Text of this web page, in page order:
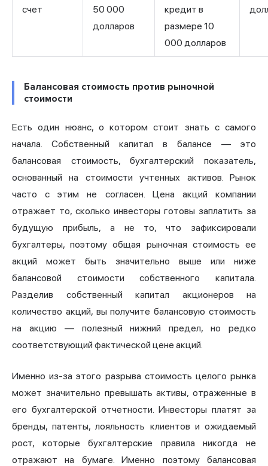
счет
50 000
долларов
кредит в
размере 10
000 долларов
Балансовая стоимость против рыночной
стоимости
Есть один нюанс, о котором стоит знать с самого
начала. Собственный капитал в балансе — это
балансовая стоимость, бухгалтерский показатель,
основанный на стоимости учтенных активов. Рынок
часто с этим не согласен. Цена акций компании
отражает то, сколько инвесторы готовы заплатить за
будущую прибыль, а не то, что зафиксировали
бухгалтеры, поэтому общая рыночная стоимость ее
акций может быть значительно выше или ниже
балансовой стоимости собственного капитала.
Разделив собственный капитал акционеров на
количество акций, вы получите балансовую стоимость
на акцию — полезный нижний предел, но редко
соответствующий фактической цене акций.
Именно из-за этого разрыва стоимость целого рынка
может значительно превышать активы, отраженные в
его бухгалтерской отчетности. Инвесторы платят за
бренды, патенты, лояльность клиентов и ожидаемый
рост, которые бухгалтерские правила никогда не
отражают на бумаге. Именно поэтому балансовая